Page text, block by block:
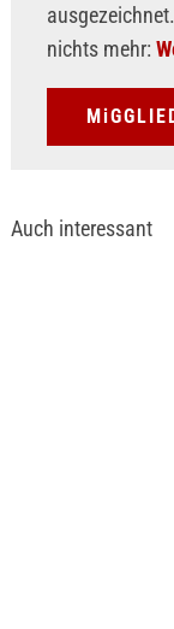
nichts mehr:
Auch interessant